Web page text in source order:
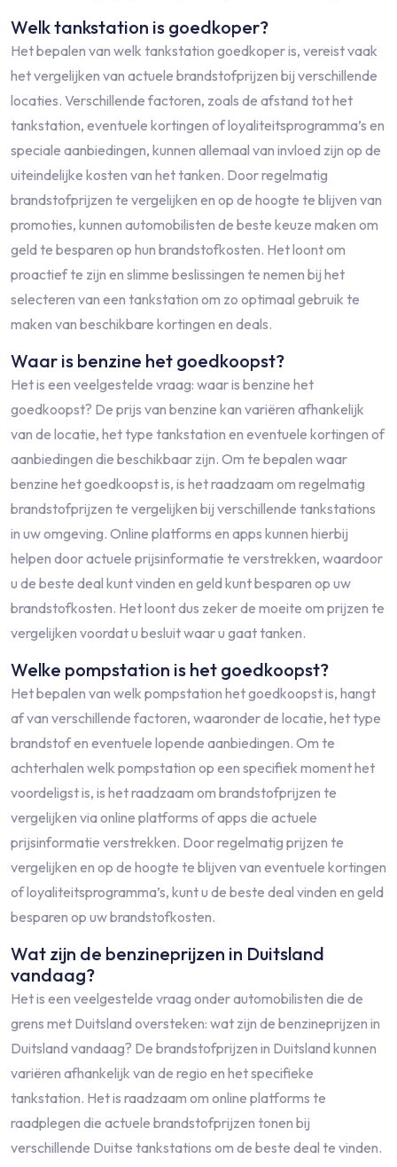
Welk tankstation is goedkoper?
Het bepalen van welk tankstation goedkoper is, vereist vaak
het vergelijken van actuele brandstofprijzen bij verschillende
locaties. Verschillende factoren, zoals de afstand tot het
tankstation, eventuele kortingen of loyaliteitsprogramma’s en
speciale aanbiedingen, kunnen allemaal van invloed zijn op de
uiteindelijke kosten van het tanken. Door regelmatig
brandstofprijzen te vergelijken en op de hoogte te blijven van
promoties, kunnen automobilisten de beste keuze maken om
geld te besparen op hun brandstofkosten. Het loont om
proactief te zijn en slimme beslissingen te nemen bij het
selecteren van een tankstation om zo optimaal gebruik te
maken van beschikbare kortingen en deals.
Waar is benzine het goedkoopst?
Het is een veelgestelde vraag: waar is benzine het
goedkoopst? De prijs van benzine kan variëren afhankelijk
van de locatie, het type tankstation en eventuele kortingen of
aanbiedingen die beschikbaar zijn. Om te bepalen waar
benzine het goedkoopst is, is het raadzaam om regelmatig
brandstofprijzen te vergelijken bij verschillende tankstations
in uw omgeving. Online platforms en apps kunnen hierbij
helpen door actuele prijsinformatie te verstrekken, waardoor
u de beste deal kunt vinden en geld kunt besparen op uw
brandstofkosten. Het loont dus zeker de moeite om prijzen te
vergelijken voordat u besluit waar u gaat tanken.
Welke pompstation is het goedkoopst?
Het bepalen van welk pompstation het goedkoopst is, hangt
af van verschillende factoren, waaronder de locatie, het type
brandstof en eventuele lopende aanbiedingen. Om te
achterhalen welk pompstation op een specifiek moment het
voordeligst is, is het raadzaam om brandstofprijzen te
vergelijken via online platforms of apps die actuele
prijsinformatie verstrekken. Door regelmatig prijzen te
vergelijken en op de hoogte te blijven van eventuele kortingen
of loyaliteitsprogramma’s, kunt u de beste deal vinden en geld
besparen op uw brandstofkosten.
Wat zijn de benzineprijzen in Duitsland
vandaag?
Het is een veelgestelde vraag onder automobilisten die de
grens met Duitsland oversteken: wat zijn de benzineprijzen in
Duitsland vandaag? De brandstofprijzen in Duitsland kunnen
variëren afhankelijk van de regio en het specifieke
tankstation. Het is raadzaam om online platforms te
raadplegen die actuele brandstofprijzen tonen bij
verschillende Duitse tankstations om de beste deal te vinden.